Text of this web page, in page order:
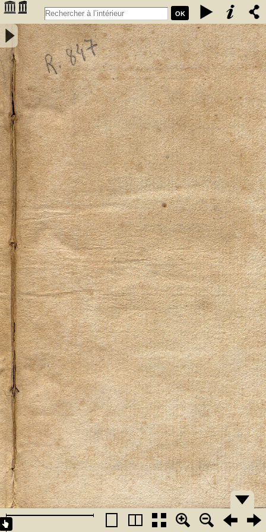
OK
Elementa mineralogiae systematice disposita a Friderico Augusto
Cartheuser med. doct. - Cartheuser, Friedrich August (1734-1796)